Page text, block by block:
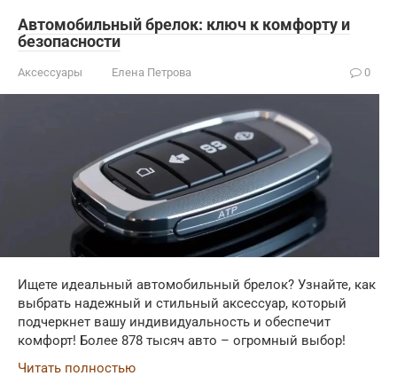
Автомобильный брелок: ключ к комфорту и
безопасности
Аксессуары Елена Петрова 0
Ищете идеальный автомобильный брелок? Узнайте, как
выбрать надежный и стильный аксессуар, который
подчеркнет вашу индивидуальность и обеспечит
комфорт! Более 878 тысяч авто – огромный выбор!
Читать полностью